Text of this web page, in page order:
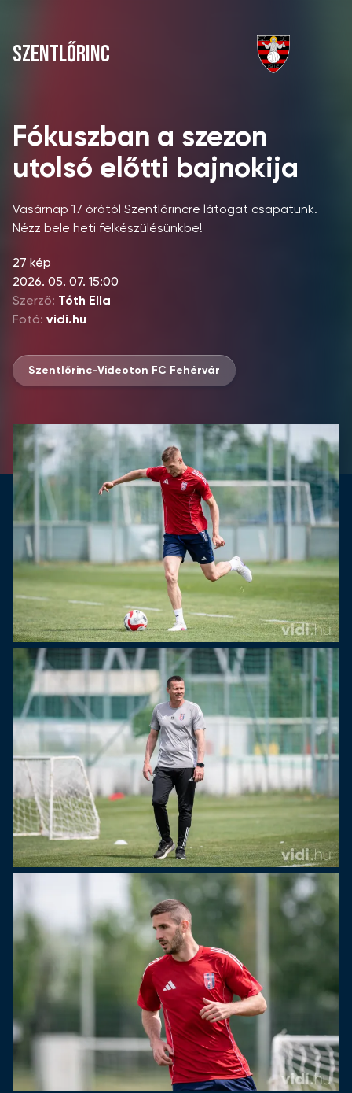
SZENTLŐRINC
Fókuszban a szezon
utolsó előtti bajnokija
Vasárnap 17 órától Szentlőrincre látogat csapatunk.
Nézz bele heti felkészülésünkbe!
27 kép
2026. 05. 07. 15:00
Szerző: Tóth Ella
Fotó: vidi.hu
Szentlőrinc-Videoton FC Fehérvár